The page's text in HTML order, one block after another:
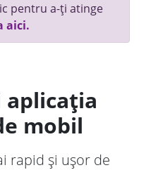
pentru a-ți atinge
aici.
aplicația
mobil
rapid și ușor de